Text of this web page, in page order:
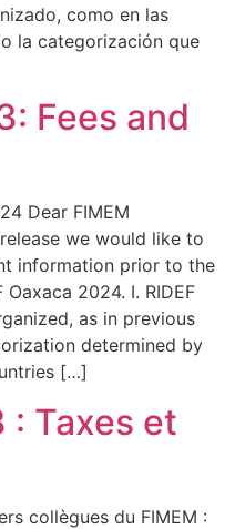
como en las
la categorización que
Fees and
Dear FIMEM
we would like to
information prior to the
2024. I. RIDEF
as in previous
determined by
[…]
: Taxes et
collègues du FIMEM :